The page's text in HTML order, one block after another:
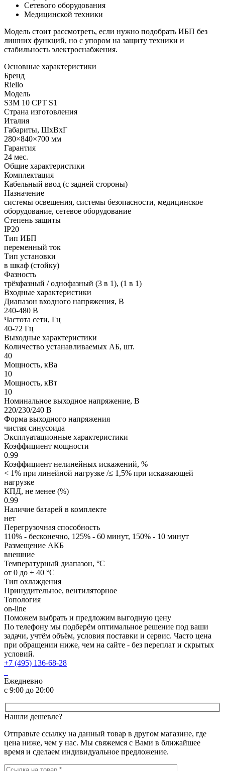
Сетевого оборудования
Медицинской техники
Модель стоит рассмотреть, если нужно подобрать ИБП без
лишних функций, но с упором на защиту техники и
стабильность электроснабжения.
Основные характеристики
Бренд
Riello
Модель
S3M 10 CPT S1
Страна изготовления
Италия
Габариты, ШхВхГ
280×840×700 мм
Гарантия
24 мес.
Общие характеристики
Комплектация
Кабельный ввод (с задней стороны)
Назначение
системы освещения, системы безопасности, медицинское
оборудование, сетевое оборудование
Степень защиты
IP20
Тип ИБП
переменный ток
Тип установки
в шкаф (стойку)
Фазность
трёхфазный / однофазный (3 в 1), (1 в 1)
Входные характеристики
Диапазон входного напряжения, В
240-480 В
Частота сети, Гц
40-72 Гц
Выходные характеристики
Количество устанавливаемых АБ, шт.
40
Мощность, кВа
10
Мощность, кВт
10
Номинальное выходное напряжение, В
220/230/240 В
Форма выходного напряжения
чистая синусоида
Эксплуатационные характеристики
Коэффициент мощности
0.99
Коэффициент нелинейных искажений, %
< 1% при линейной нагрузке /≤ 1,5% при искажающей
нагрузке
КПД, не менее (%)
0.99
Наличие батарей в комплекте
нет
Перегрузочная способность
110% - бесконечно, 125% - 60 минут, 150% - 10 минут
Размещение АКБ
внешние
Температурный диапазон, °C
от 0 до + 40 °C
Тип охлаждения
Принудительное, вентиляторное
Топология
on-line
Поможем выбрать и предложим выгодную цену
По телефону мы подберём оптимальное решение под ваши
задачи, учтём объём, условия поставки и сервис. Часто цена
при обращении ниже, чем на сайте - без переплат и скрытых
условий.
+7 (495) 136-68-28
Ежедневно
с 9:00 до 20:00
Нашли дешевле?
Отправьте ссылку на данный товар в другом магазине, где
цена ниже, чем у нас. Мы свяжемся с Вами в ближайшее
время и сделаем индивидуальное предложение.